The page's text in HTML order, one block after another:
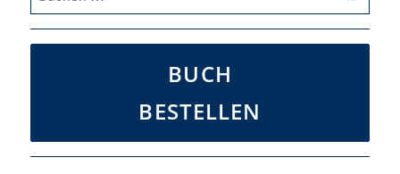
nach:
BUCH
BESTELLEN